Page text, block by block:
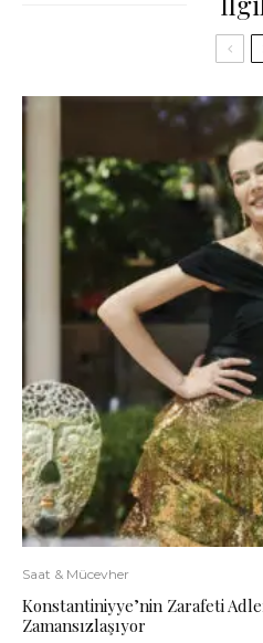
Saat & Mücevher
Konstantiniyye’nin Zarafeti
Zamansızlaşıyor